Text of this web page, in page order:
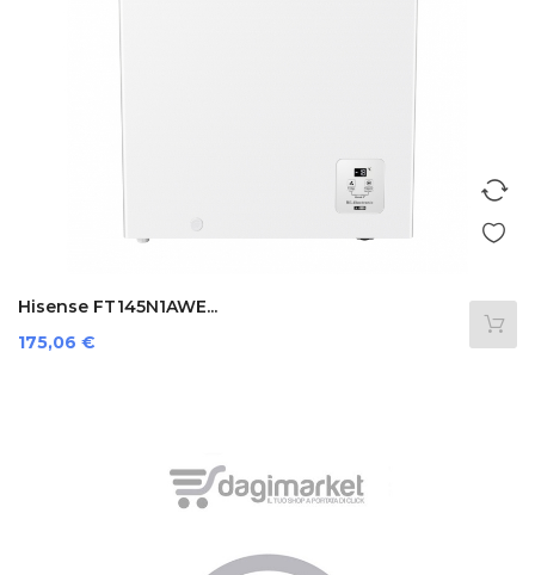
Hisense FT145N1AWE...
Prezzo
175,06 €